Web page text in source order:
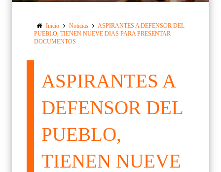
Inicio Noticias
ASPIRANTES A DEFENSOR DEL
PUEBLO, TIENEN NUEVE DIAS PARA PRESENTAR
DOCUMENTOS
ASPIRANTES A
DEFENSOR DEL
PUEBLO,
TIENEN NUEVE